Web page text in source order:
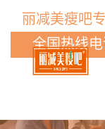
丽减美瘦吧
全国热线电